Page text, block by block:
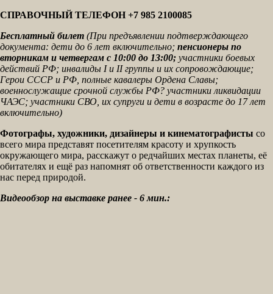
СПРАВОЧНЫЙ ТЕЛЕФОН +7 985 2100085
Бесплатный билет (При предъявлении подтверждающего
документа: дети до 6 лет включительно; пенсионеры по
вторникам и четвергам с 10:00 до 13:00; участники боевых
действий РФ; инвалиды I и II группы и их сопровождающие;
Герои СССР и РФ, полные кавалеры Ордена Славы;
военнослужащие срочной службы РФ? участники ликвидации
ЧАЭС; участники СВО, их супруги и дети в возрасте до 17 лет
включительно)
Фотографы, художники, дизайнеры и кинематографисты со
всего мира представят посетителям красоту и хрупкость
окружающего мира, расскажут о редчайших местах планеты, её
обитателях и ещё раз напомнят об ответственности каждого из
нас перед природой.
Видеообзор на выставке ранее - 6 мин.: